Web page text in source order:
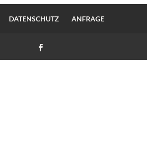
DATENSCHUTZ ANFRAGE